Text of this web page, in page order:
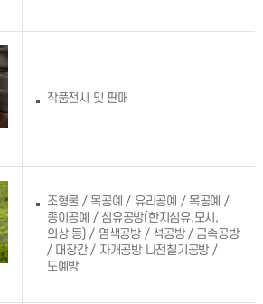
작품전시 및 판매
조형물 / 목공예 / 유리공예 / 목공예 /
종이공예 / 섬유공방(한지섬유,모시,
의상 등) / 염색공방 / 석공방 / 금속공방
/ 대장간 / 자개공방 나전칠기공방 /
도예방